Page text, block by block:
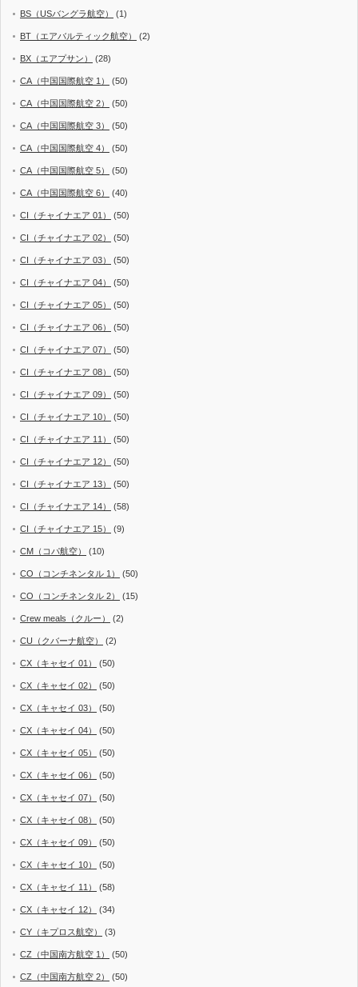
BS（USバングラ航空） (1)
BT（エアバルティック航空） (2)
BX（エアプサン） (28)
CA（中国国際航空 1） (50)
CA（中国国際航空 2） (50)
CA（中国国際航空 3） (50)
CA（中国国際航空 4） (50)
CA（中国国際航空 5） (50)
CA（中国国際航空 6） (40)
CI（チャイナエア 01） (50)
CI（チャイナエア 02） (50)
CI（チャイナエア 03） (50)
CI（チャイナエア 04） (50)
CI（チャイナエア 05） (50)
CI（チャイナエア 06） (50)
CI（チャイナエア 07） (50)
CI（チャイナエア 08） (50)
CI（チャイナエア 09） (50)
CI（チャイナエア 10） (50)
CI（チャイナエア 11） (50)
CI（チャイナエア 12） (50)
CI（チャイナエア 13） (50)
CI（チャイナエア 14） (58)
CI（チャイナエア 15） (9)
CM（コパ航空） (10)
CO（コンチネンタル 1） (50)
CO（コンチネンタル 2） (15)
Crew meals（クルー） (2)
CU（クバーナ航空） (2)
CX（キャセイ 01） (50)
CX（キャセイ 02） (50)
CX（キャセイ 03） (50)
CX（キャセイ 04） (50)
CX（キャセイ 05） (50)
CX（キャセイ 06） (50)
CX（キャセイ 07） (50)
CX（キャセイ 08） (50)
CX（キャセイ 09） (50)
CX（キャセイ 10） (50)
CX（キャセイ 11） (58)
CX（キャセイ 12） (34)
CY（キプロス航空） (3)
CZ（中国南方航空 1） (50)
CZ（中国南方航空 2） (50)